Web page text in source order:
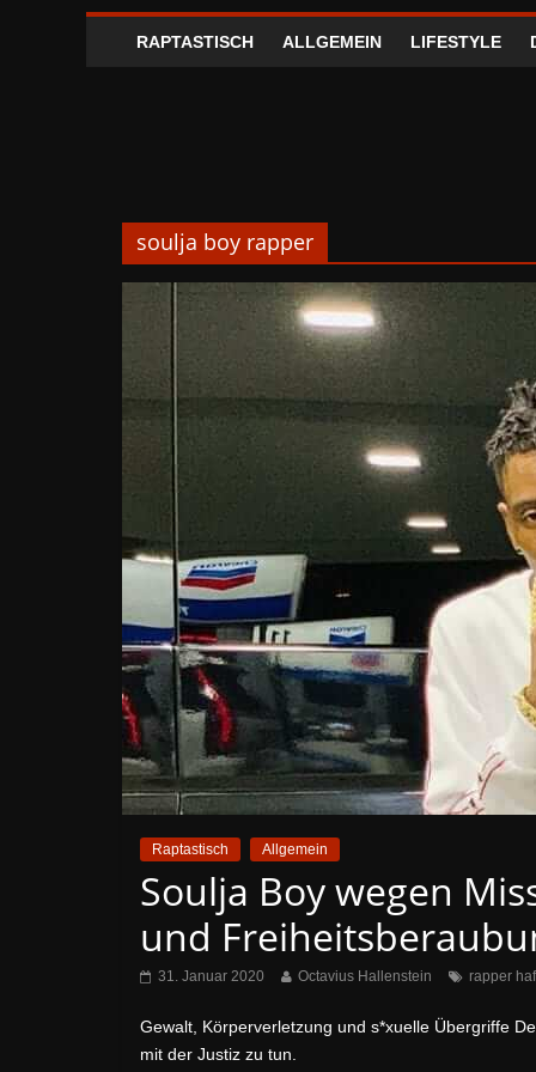
RAPTASTISCH ALLGEMEIN LIFESTYLE
soulja boy rapper
Raptastisch Allgemein
Soulja Boy wegen
und
31. Januar 2020 Octavius Hallenstein rapper
Gewalt, Körperverletzung und s*xuelle Übergriffe
mit der Justiz zu tun.